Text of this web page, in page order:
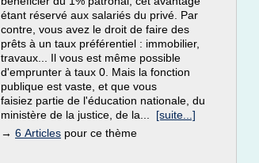
étant réservé aux salariés du privé. Par
contre, vous avez le droit de faire des
prêts à un taux préférentiel : immobilier,
travaux... Il vous est même possible
d'emprunter à taux 0. Mais la fonction
publique est vaste, et que vous
faisiez partie de l'éducation nationale, du
ministère de la justice, de la... [suite...]
→ 6 Articles pour ce thème